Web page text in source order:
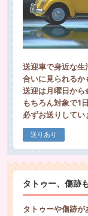
送迎車で身近な生
合いに見られる
送迎は月曜日から
もちろん対象で1
必ずお送りしてい
送りあり
タトゥー、傷跡
タトゥーや傷跡